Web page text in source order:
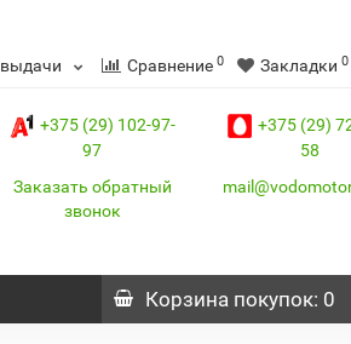
Сравнение 0 Закладки 0
+375 (29) 102-97-
97
+375 (29)
58
Заказать обратный
звонок
Корзина покупок: 0